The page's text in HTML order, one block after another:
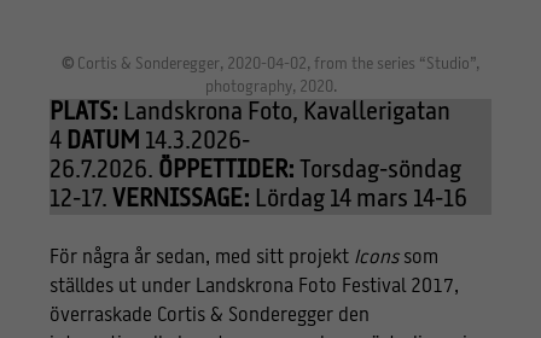
© Cortis & Sonderegger, 2020-04-02, from the series “Studio”,
photography, 2020.
PLATS: Landskrona Foto, Kavallerigatan
4 DATUM 14.3.2026-
26.7.2026. ÖPPETTIDER: Torsdag-söndag
12-17. VERNISSAGE: Lördag 14 mars 14-16
För några år sedan, med sitt projekt Iconssom
ställdes ut under Landskrona Foto Festival 2017,
överraskade Cortis & Sonderegger den